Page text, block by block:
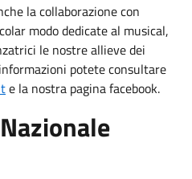
la collaborazione con
modo dedicate al musical,
le nostre allieve dei
potete consultare
e la nostra pagina facebook.